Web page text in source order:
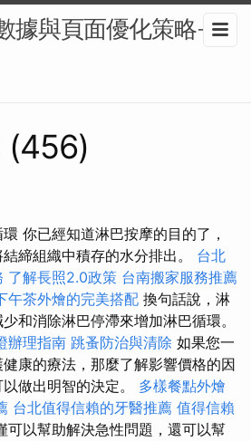
據與頁面優化策略-
(456)
你已經知道淋巴按摩的目的了，
締組織中積存的水分排出。 台北
了解長照2.0政策 台南搬家服務推薦
午茶外燴的完美搭配 換句話說，淋
和消除淋巴停滯來增加淋巴循環。
辦理指南 跳蚤防治與清除 如果您一
康的療法，那麼了解影響價格的因
做出明智的決定。 多樣餐點外燴
台北值得信賴的牙醫推薦 值得信賴
可以幫助解決急性問題，還可以幫